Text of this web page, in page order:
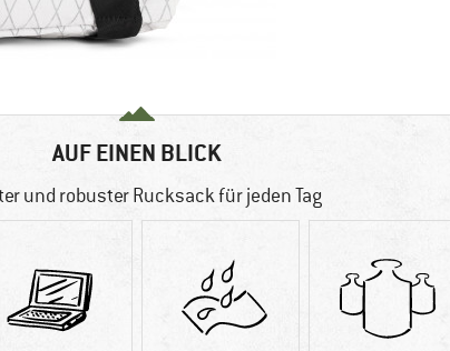
AUF EINEN BLICK
und robuster Rucksack für jeden Tag